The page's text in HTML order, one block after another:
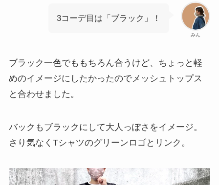
みん
3コーデ目は「ブラック」！
ブラック一色でももちろん合うけど、ちょっと軽
めのイメージにしたかったのでメッシュトップス
と合わせました。
バックもブラックにして大人っぽさをイメージ。
さり気なくTシャツのグリーンロゴとリンク。